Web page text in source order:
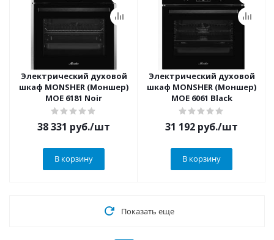
Электрический духовой
шкаф MONSHER (Моншер)
MOE 6181 Noir
38 331 руб./шт
В корзину
Электрический духовой
шкаф MONSHER (Моншер)
MOE 6061 Black
31 192 руб./шт
В корзину
Показать еще